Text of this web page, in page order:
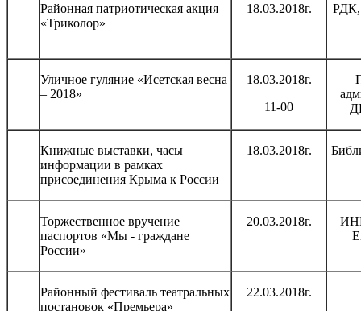
Районная патриотическая акция
«Триколор»
18.03.2018г.
Уличное гуляние «Исетская весна
– 2018»
18.03.2018г.
11-00
Книжные выставки, часы
информации в рамках
присоединения Крыма к России
18.03.2018г.
Торжественное вручение
паспортов «Мы - граждане
России»
20.03.2018г.
Районный фестиваль театральных
постановок «Премьера»
22.03.2018г.